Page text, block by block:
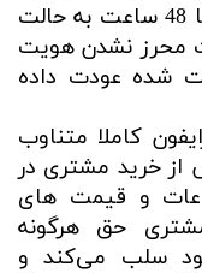
شخص سفارش دهنده، سفارش او را تا 48 ساعت به حالت
محرز نشدن هویت
شده عودت داده
کاملا متناوب
خرید مشتری در
و قیمت های
حق هرگونه
سلب می‌کند و